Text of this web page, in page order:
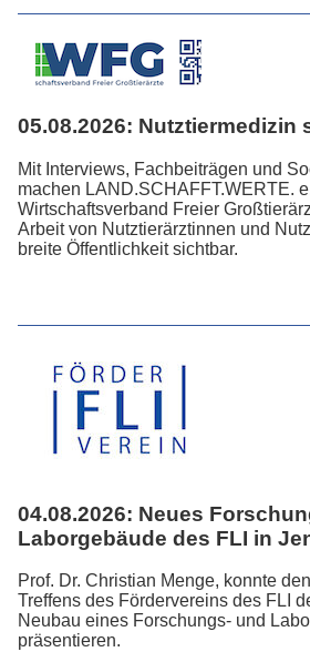
05.08.2026: Nutztiermedizin
Mit Interviews, Fachbeiträgen und
machen LAND.SCHAFFT.WERTE.
Wirtschaftsverband Freier
Arbeit von Nutztierärztinnen und
breite Öffentlichkeit sichtbar.
04.08.2026: Neues
Laborgebäude des FLI in
Prof. Dr. Christian Menge, konnte
Treffens des Fördervereins des FLI
Neubau eines Forschungs- und
präsentieren.